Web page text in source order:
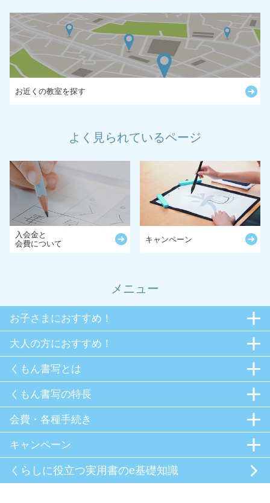
お近くの教室を探す
よく見られているページ
入会金と
会費について
キャンペーン
メニュー
お子さまにおすすめ！
大人の方におすすめ！
くもん書写とは
くもん書写の特長
会費・各種手続き
キャンペーン
くらしに役立つ実用書のe基礎知識